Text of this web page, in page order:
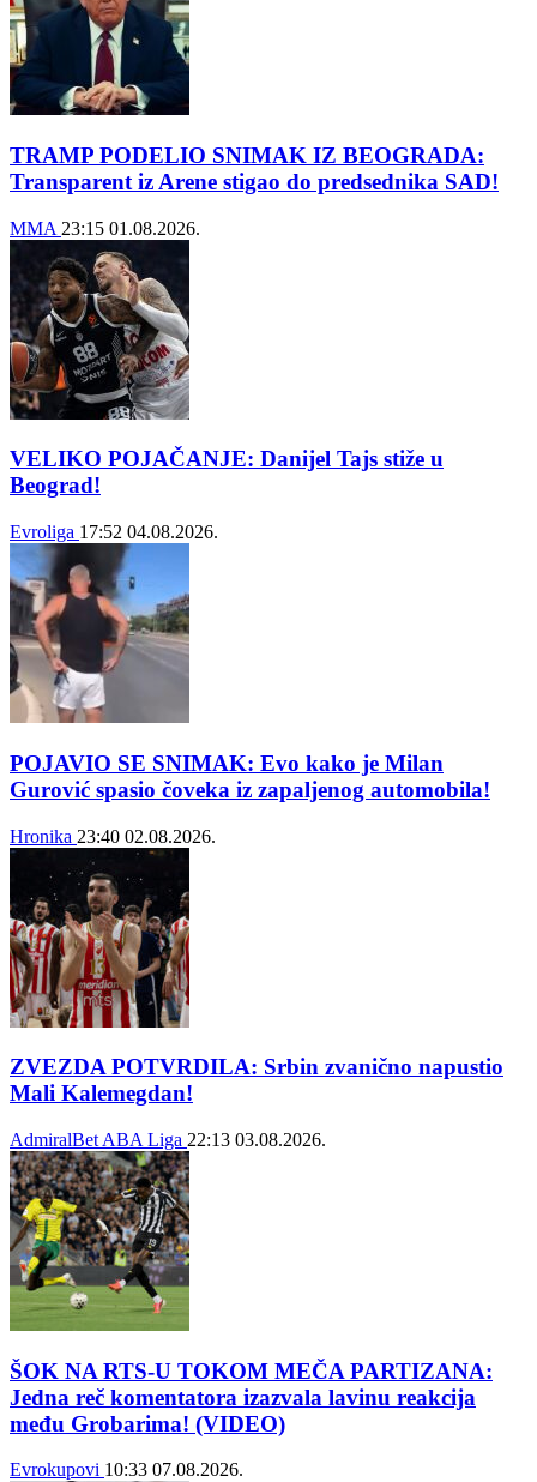
TRAMP PODELIO SNIMAK IZ BEOGRADA:
Transparent iz Arene stigao do predsednika SAD!
MMA 23:15 01.08.2026.
VELIKO POJAČANJE: Danijel Tajs stiže u
Beograd!
Evroliga 17:52 04.08.2026.
POJAVIO SE SNIMAK: Evo kako je Milan
Gurović spasio čoveka iz zapaljenog automobila!
Hronika 23:40 02.08.2026.
ZVEZDA POTVRDILA: Srbin zvanično napustio
Mali Kalemegdan!
AdmiralBet ABA Liga 22:13 03.08.2026.
ŠOK NA RTS-U TOKOM MEČA PARTIZANA:
Jedna reč komentatora izazvala lavinu reakcija
među Grobarima! (VIDEO)
Evrokupovi 10:33 07.08.2026.